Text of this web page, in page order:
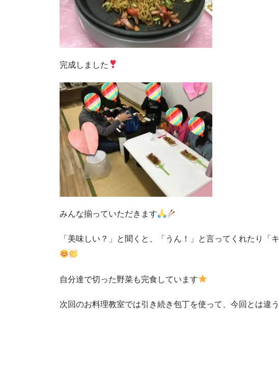
完成しました
みんな揃っていただきます
「美味しい？」と聞くと、「うん！」と言ってくれたり「
自分達で切った野菜も完食しています
次回のお料理教室では引き続き包丁を使って、今回とは違